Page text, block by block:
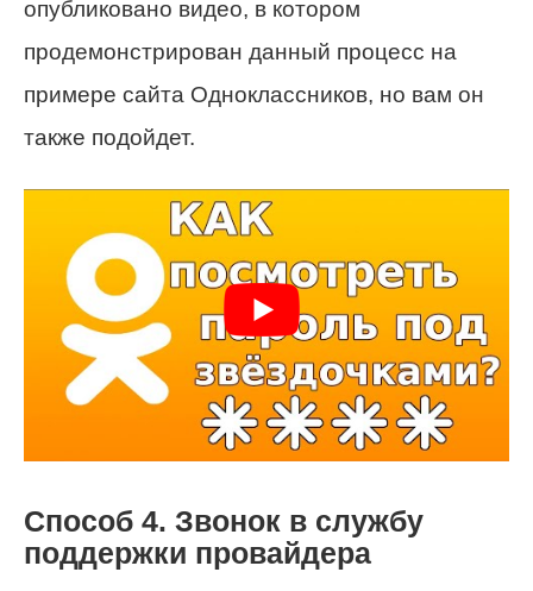
опубликовано видео, в котором
продемонстрирован данный процесс на
примере сайта Одноклассников, но вам он
также подойдет.
Способ 4. Звонок в службу
поддержки провайдера